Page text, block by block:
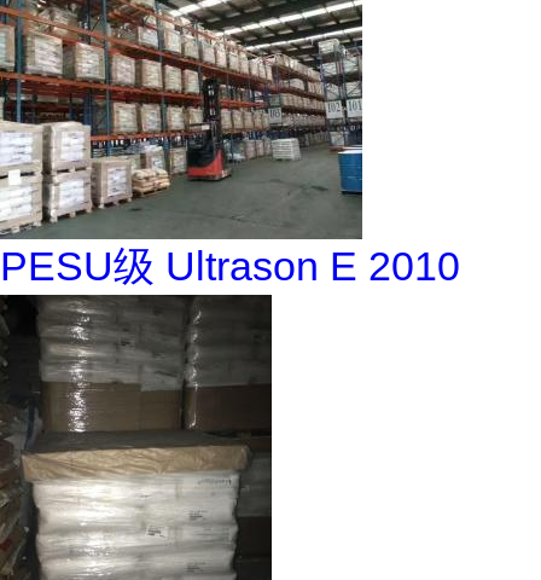
PESU级 Ultrason E 2010